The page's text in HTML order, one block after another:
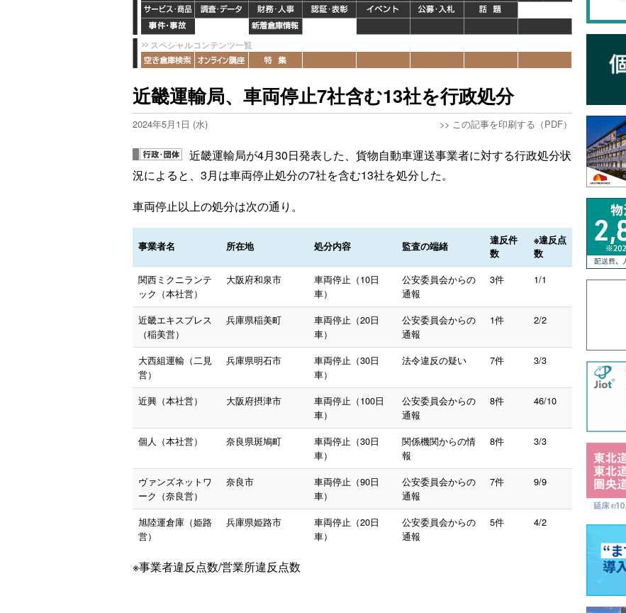
スペシャルコンテンツ一覧
近畿運輸局、車両停止7社含む13社を行政処分
2024年5月1日 (水) >> この記事を印刷する（PDF）
近畿運輸局が4月30日発表した、貨物自動車運送事業者に対する行政処分状
況によると、3月は車両停止処分の7社を含む13社を処分した。
車両停止以上の処分は次の通り。
事業者名 所在地 処分内容 監査の端緒
違反件
数
※違反点
数
関西ミクニランテ
ック（本社営）
大阪府和泉市
車両停止（10日
車）
公安委員会からの
通報
3件 1/1
近畿エキスプレス
（稲美営）
兵庫県稲美町
車両停止（20日
車）
公安委員会からの
通報
1件 2/2
大西組運輸（二見
営）
兵庫県明石市
車両停止（30日
車）
法令違反の疑い 7件 3/3
近興（本社営） 大阪府摂津市
車両停止（100日
車）
公安委員会からの
通報
8件 46/10
個人（本社営） 奈良県斑鳩町
車両停止（30日
車）
関係機関からの情
報
8件 3/3
ヴァンズネットワ
ーク（奈良営）
奈良市
車両停止（90日
車）
公安委員会からの
通報
7件 9/9
旭陸運倉庫（姫路
営）
兵庫県姫路市
車両停止（20日
車）
公安委員会からの
通報
5件 4/2
※事業者違反点数/営業所違反点数